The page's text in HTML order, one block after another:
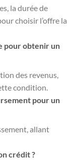
la durée de
choisir l’offre la
pour obtenir un
des revenus,
condition.
pour un
allant
crédit ?